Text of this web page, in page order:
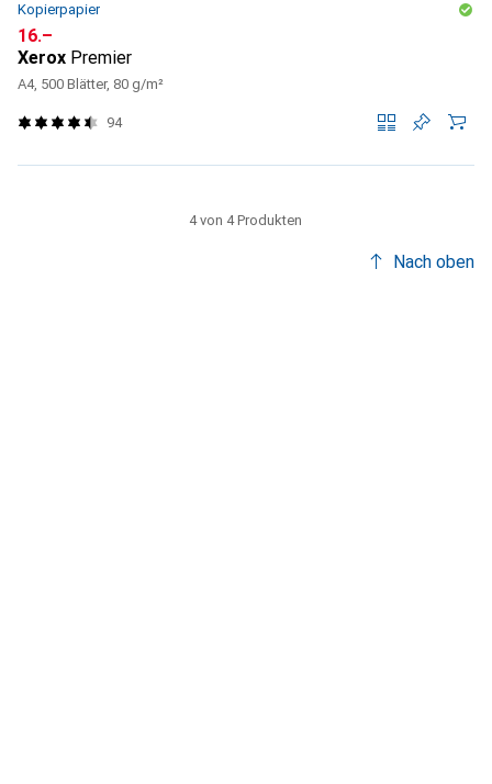
Kopierpapier
CHF
16.–
Xerox Premier
A4, 500 Blätter, 80 g/m²
94
4 von 4 Produkten
Nach oben